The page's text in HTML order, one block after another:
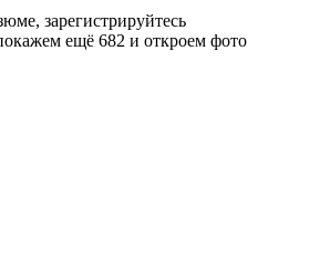
зарегистрируйтесь
ещё 682 и откроем фото